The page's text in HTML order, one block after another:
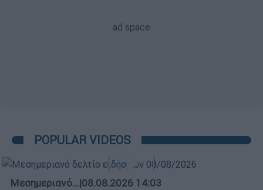
POPULAR VIDEOS
Μεσημεριανό...|08.08.2026 14:03